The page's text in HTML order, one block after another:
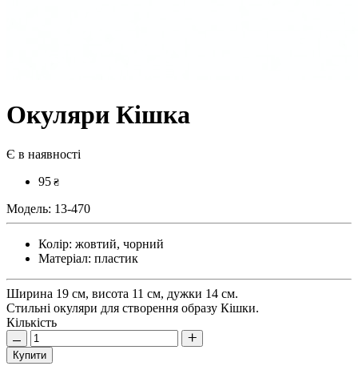
Окуляри Кішка
Є в наявності
95 ₴
Модель: 13-470
Колір: жовтий, чорний
Матеріал: пластик
Ширина 19 см, висота 11 см, дужки 14 см.
Стильні окуляри для створення образу Кішки.
Кількість
Купити